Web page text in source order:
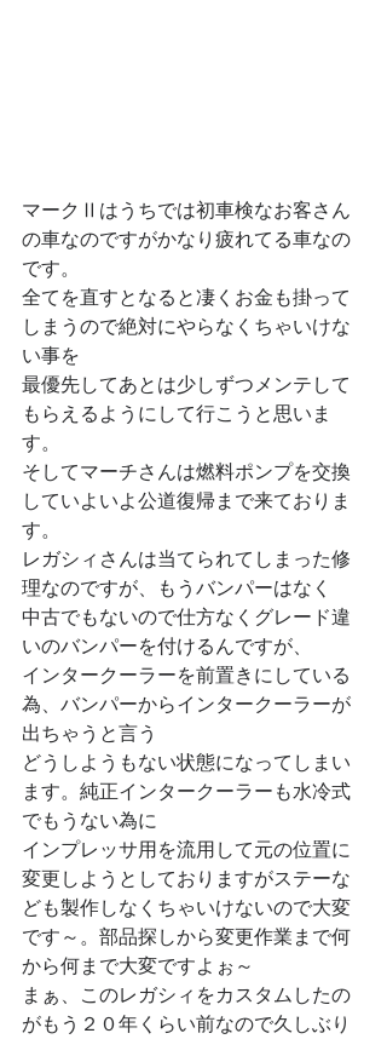
マークⅡはうちでは初車検なお客さん
の車なのですがかなり疲れてる車なの
です。
全てを直すとなると凄くお金も掛って
しまうので絶対にやらなくちゃいけな
い事を
最優先してあとは少しずつメンテして
もらえるようにして行こうと思いま
す。
そしてマーチさんは燃料ポンプを交換
していよいよ公道復帰まで来ておりま
す。
レガシィさんは当てられてしまった修
理なのですが、もうバンパーはなく
中古でもないので仕方なくグレード違
いのバンパーを付けるんですが、
インタークーラーを前置きにしている
為、バンパーからインタークーラーが
出ちゃうと言う
どうしようもない状態になってしまい
ます。純正インタークーラーも水冷式
でもうない為に
インプレッサ用を流用して元の位置に
変更しようとしておりますがステーな
ども製作しなくちゃいけないので大変
です～。部品探しから変更作業まで何
から何まで大変ですよぉ～
まぁ、このレガシィをカスタムしたの
がもう２０年くらい前なので久しぶり